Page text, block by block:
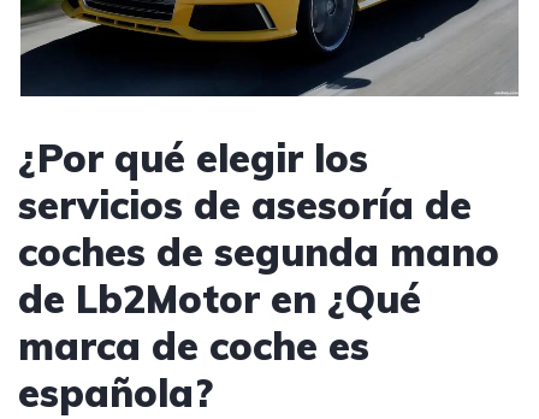
¿Por qué elegir los
servicios de asesoría de
coches de segunda mano
de Lb2Motor en ¿Qué
marca de coche es
española?